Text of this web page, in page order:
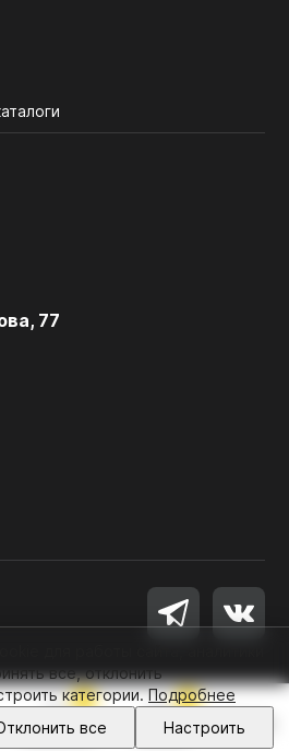
Избранное
0
Корзина
0
Войти
77
все, отклонить
категории.Подробнее
все Настроить